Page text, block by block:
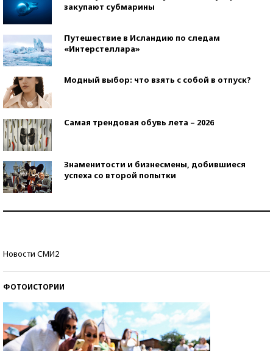
закупают субмарины
Путешествие в Исландию по следам
«Интерстеллара»
Модный выбор: что взять с собой в отпуск?
Самая трендовая обувь лета – 2026
Знаменитости и бизнесмены, добившиеся
успеха со второй попытки
Новости СМИ2
ФОТОИСТОРИИ